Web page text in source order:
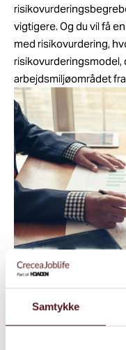
Samtykke
vigtigere. Og du vil få
med risikovurdering,
risikovurderingsmodel,
arbejdsmiljøområdet
De mest